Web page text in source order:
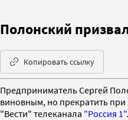
Полонский
Копировать ссылку
Предприниматель Сергей
виновным, но прекратить
"Вести" телеканала "Россия 1".